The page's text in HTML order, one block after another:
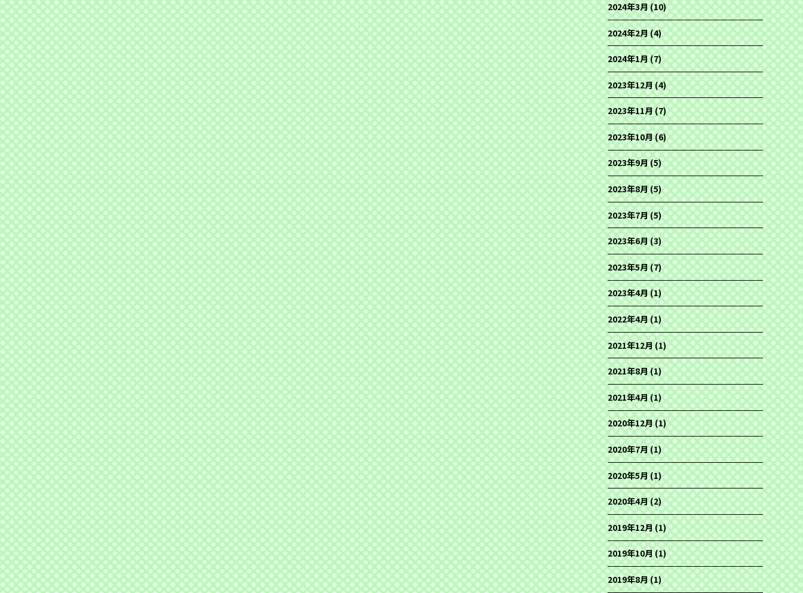
2024年3月(10)
2024年2月(4)
2024年1月(7)
2023年12月(4)
2023年11月(7)
2023年10月(6)
2023年9月(5)
2023年8月(5)
2023年7月(5)
2023年6月(3)
2023年5月(7)
2023年4月(1)
2022年4月(1)
2021年12月(1)
2021年8月(1)
2021年4月(1)
2020年12月(1)
2020年7月(1)
2020年5月(1)
2020年4月(2)
2019年12月(1)
2019年10月(1)
2019年8月(1)